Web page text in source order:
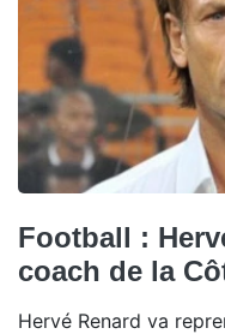
Football :
coach de la
Hervé Renard va